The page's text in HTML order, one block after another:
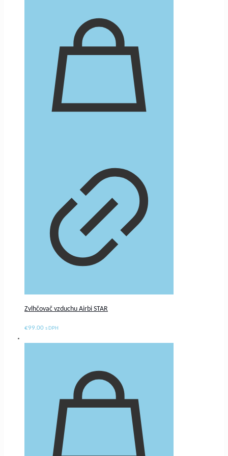
Zvlhčovač vzduchu Airbi STAR
€99.00 s DPH